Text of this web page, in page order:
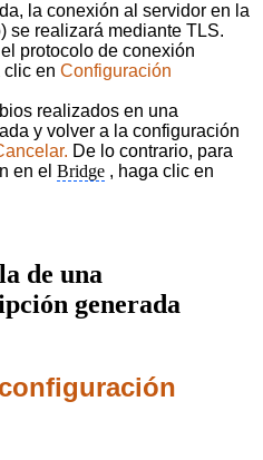
la conexión al servidor en la
se realizará mediante TLS.
protocolo de conexión
clic en Configuración
realizados en una
y volver a la configuración
De lo contrario, para
en el Bridge , haga clic en